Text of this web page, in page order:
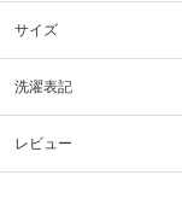
サイズ
洗濯表記
レビュー